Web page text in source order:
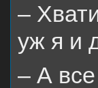
–
уж я и
– А